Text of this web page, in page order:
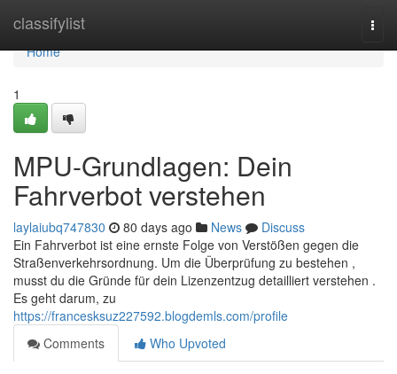
classifylist
Home
Home
1
MPU-Grundlagen: Dein
Fahrverbot verstehen
laylaiubq747830 80 days ago News
Discuss
Ein Fahrverbot ist eine ernste Folge von Verstößen gegen die
Straßenverkehrsordnung. Um die Überprüfung zu bestehen ,
musst du die Gründe für dein Lizenzentzug detailliert verstehen .
Es geht darum, zu
https://francesksuz227592.blogdemls.com/profile
Comments
Who Upvoted